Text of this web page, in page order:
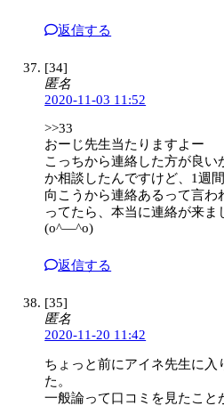
返信する
[34]
匿名
2020-11-03 11:52
>>33
おーじ先生当たりますよー
こっちから連絡した方が良い
か相談したんですけど、1週
向こうから連絡あるって言わ
ってたら、本当に連絡が来ま
(o^―^o)
返信する
[35]
匿名
2020-11-20 11:42
ちょっと前にアイネ先生に入
た。
一般論って口コミを見たこと